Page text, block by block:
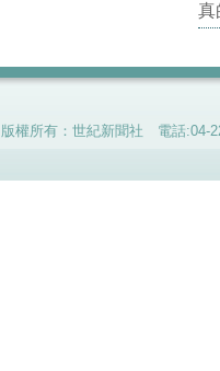
真
版權所有：世紀新聞社 電話:04-